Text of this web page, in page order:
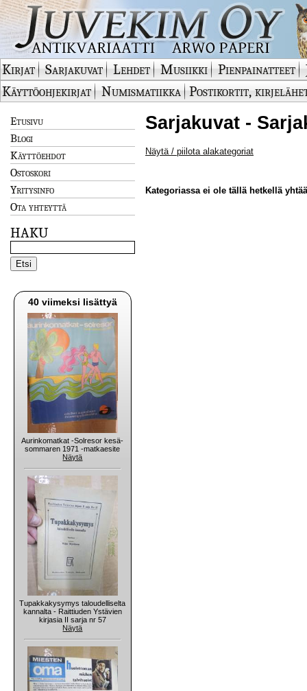
Kirjat Sarjakuvat Lehdet Musiikki Pienpainatteet
Käyttöohjekirjat
Numismatiikka Postikortit,
Etusivu
Blogi
Käyttöehdot
Ostoskori
Yritysinfo
Ota yhteyttä
HAKU
40 viimeksi lisättyä
Aurinkomatkat -Solresor kesä-
sommaren 1971 -matkaesite
Näytä
Tupakkakysymys taloudelliselta
kannalta - Raittiuden Ystävien
kirjasia II sarja nr 57
Näytä
Sarjakuvat -
Näytä / piilota alakategoriat
Kategoriassa ei ole tällä hetkellä